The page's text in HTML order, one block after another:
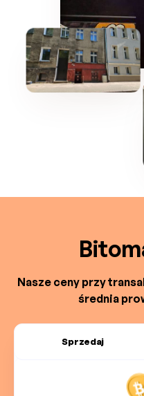
Nasze ceny przy
średnia
Sprzedaj